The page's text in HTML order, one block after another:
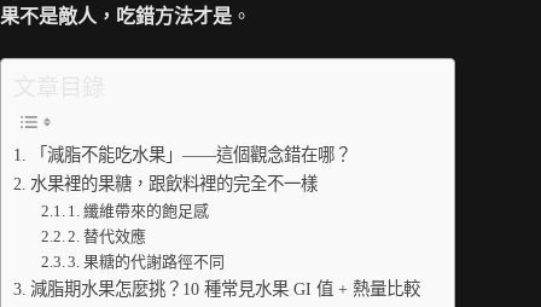
果不是敵人，吃錯方法才是 。
「減脂不能吃水果」——這個觀念錯在哪？
水果裡的果糖，跟飲料裡的完全不一樣
1. 纖維帶來的飽足感
2. 替代效應
3. 果糖的代謝路徑不同
減脂期水果怎麼挑？10 種常見水果 GI 值 + 熱量比較